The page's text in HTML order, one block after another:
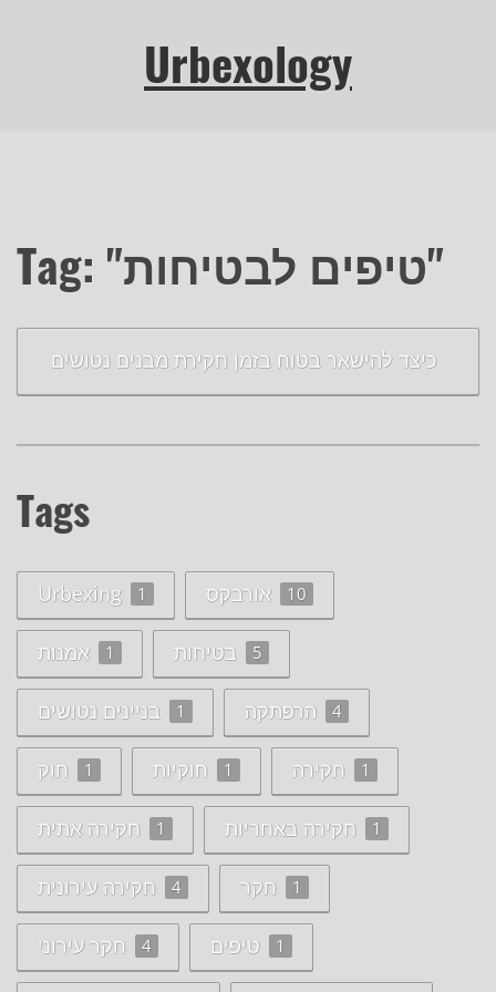
Urbexology
Tag: "טיפים לבטיחות"
כיצד להישאר בטוח בזמן חקירת מבנים נטושים
Tags
Urbexing 1 אורבקס 10
אמנות 1 בטיחות 5
בניינים נטושים 1 הרפתקה 4
חוק 1 חוקיות 1 חקירה 1
חקירה אתית 1 חקירה באחריות 1
חקירה עירונית 4 חקר 1
חקר עירוני 4 טיפים 1